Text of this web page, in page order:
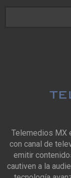
Telemedios MX
con canal de
emitir
cautiven a la